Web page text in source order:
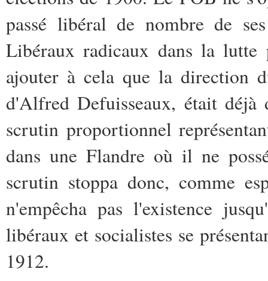
passé libéral de nombre de
Libéraux radicaux dans la
ajouter à cela que la direction
d'Alfred Defuisseaux, était
scrutin proportionnel
dans une Flandre où il ne
scrutin stoppa donc, comme
n'empêcha pas l'existence
libéraux et socialistes se
1912.